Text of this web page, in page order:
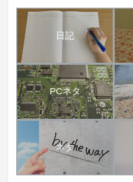
日記
PCネタ
ネタ